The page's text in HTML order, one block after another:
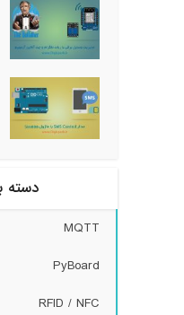
دسته
MQTT
PyBoard
RFID / NFC